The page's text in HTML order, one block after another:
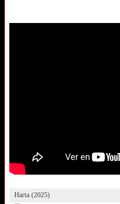
Harta (2025)